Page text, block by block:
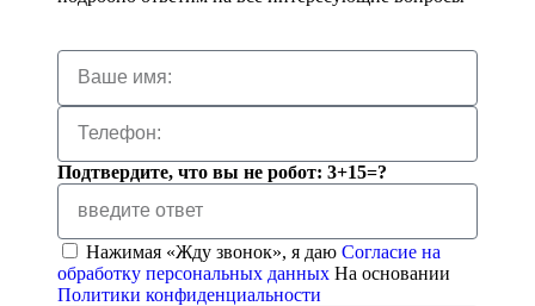
Подтвердите, что вы не робот: 3+15=?
Нажимая «Жду звонок», я даю Согласие на
обработку персональных данных На основании
Политики конфиденциальности